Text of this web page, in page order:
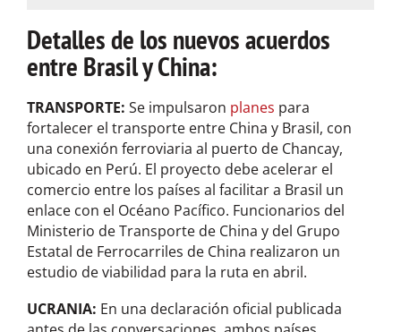
Detalles de los nuevos acuerdos
entre Brasil y China:
TRANSPORTE: Se impulsaron planes para
fortalecer el transporte entre China y Brasil, con
una conexión ferroviaria al puerto de Chancay,
ubicado en Perú. El proyecto debe acelerar el
comercio entre los países al facilitar a Brasil un
enlace con el Océano Pacífico. Funcionarios del
Ministerio de Transporte de China y del Grupo
Estatal de Ferrocarriles de China realizaron un
estudio de viabilidad para la ruta en abril.
UCRANIA: En una declaración oficial publicada